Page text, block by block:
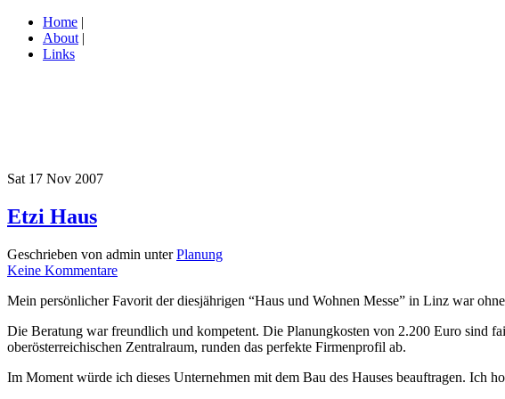
Home |
About |
Links
Sat 17 Nov 2007
Etzi Haus
Geschrieben von admin unterPlanung
Keine Kommentare
Mein persönlicher Favorit der diesjährigen “Haus und Wohnen Messe” in Linz war
Die Beratung war freundlich und kompetent. Die Planungkosten von 2.200 Euro sind
oberösterreichischen Zentralraum, runden das perfekte Firmenprofil ab.
Im Moment würde ich dieses Unternehmen mit dem Bau des Hauses beauftragen. Ich